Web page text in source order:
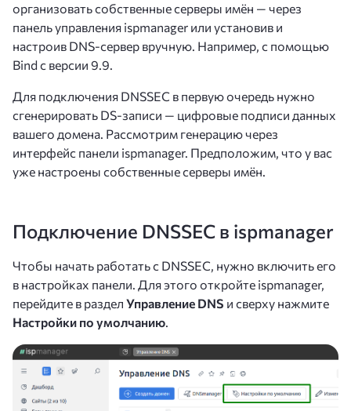
организовать собственные серверы имён — через
панель управления ispmanager или установив и
настроив DNS-сервер вручную. Например, с помощью
Bind с версии 9.9.
Для подключения DNSSEC в первую очередь нужно
сгенерировать DS-записи — цифровые подписи данных
вашего домена. Рассмотрим генерацию через
интерфейс панели ispmanager. Предположим, что у вас
уже настроены собственные серверы имён.
Подключение DNSSEC в ispmanager
Чтобы начать работать с DNSSEC, нужно включить его
в настройках панели. Для этого откройте ispmanager,
перейдите в раздел Управление DNS и сверху нажмите
Настройки по умолчанию.